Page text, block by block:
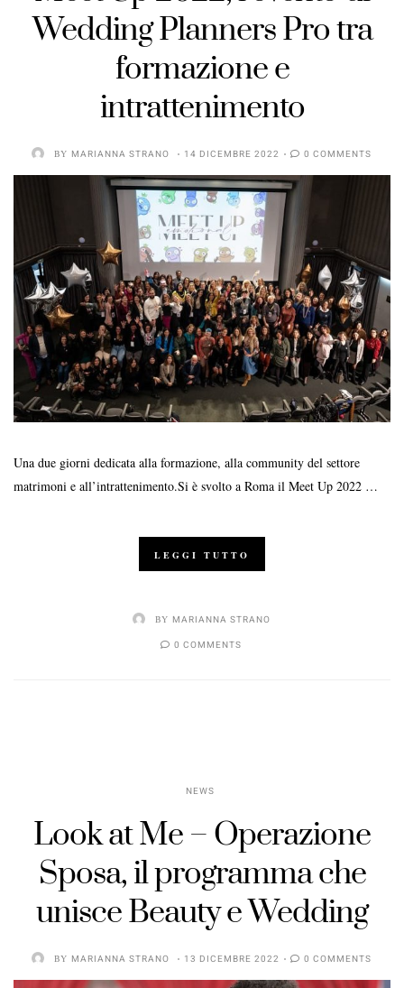
Wedding Planners Pro tra
formazione e
intrattenimento
BY MARIANNA STRANO 14 DICEMBRE 2022 0 COMMENTS
Una due giorni dedicata alla formazione, alla community del settore
matrimoni e all’intrattenimento.Si è svolto a Roma il Meet Up 2022 …
LEGGI TUTTO
BY MARIANNA STRANO
0 COMMENTS
NEWS
Look at Me – Operazione
Sposa, il programma che
unisce Beauty e Wedding
BY MARIANNA STRANO 13 DICEMBRE 2022 0 COMMENTS